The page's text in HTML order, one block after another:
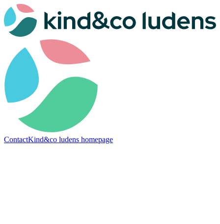
ContactKind&co ludens homepage